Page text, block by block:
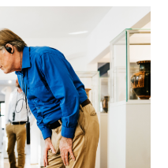
クも依頼できる
ける
る